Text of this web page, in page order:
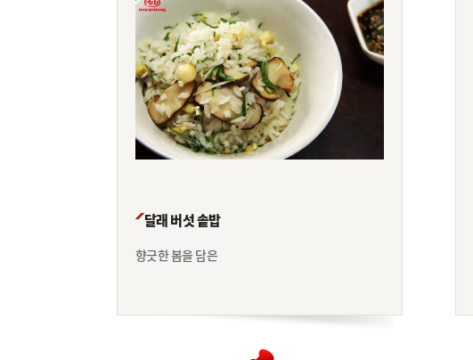
달래 버섯 솥밥
향긋한 봄을 담은